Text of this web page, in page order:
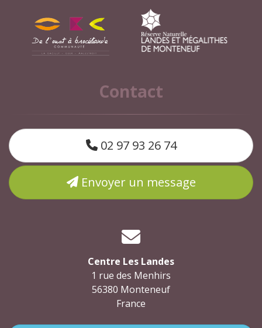
Contact
02 97 93 26 74
Envoyer un message
Centre Les Landes
1 rue des Menhirs
56380 Monteneuf
France